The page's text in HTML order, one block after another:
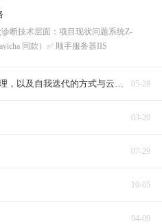
诊断技术层面：项目现状问题系统Z-
同款）✅ 顺手服务器IIS
?
05-28
03-20
07-29
10-05
04-09